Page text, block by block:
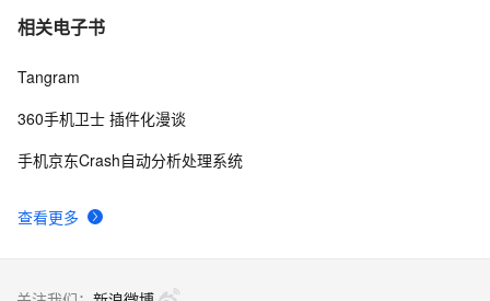
10
借拍照入围MWC最佳演员
相关电子书
查看更多
Tangram
360手机卫士 插件化漫谈
手机京东Crash自动分析处理系统